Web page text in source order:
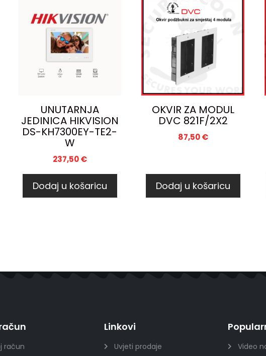
UNUTARNJA
JEDINICA HIKVISION
DS-KH7300EY-TE2-
W
237,50€
Dodaj u košaricu
OKVIR ZA MODUL
DVC 821F/2X2
87,50€
Dodaj u košaricu
račun
Linkovi
Uvjeti prodaje
Video